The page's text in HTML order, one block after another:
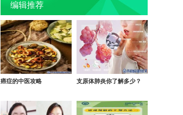
编辑推荐
癌症的中医攻略 支原体肺炎你了解多少？